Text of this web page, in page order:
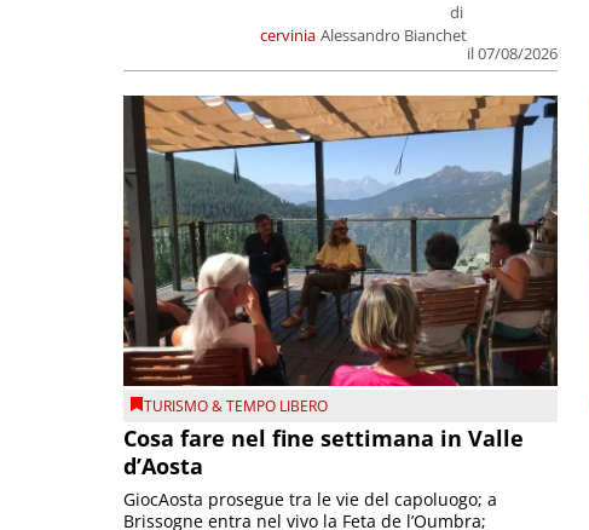
cervinia
di
Alessandro Bianchet
il 07/08/2026
TURISMO & TEMPO LIBERO
Cosa fare nel fine settimana in Valle
d’Aosta
GiocAosta prosegue tra le vie del capoluogo; a
Brissogne entra nel vivo la Feta de l’Oumbra;